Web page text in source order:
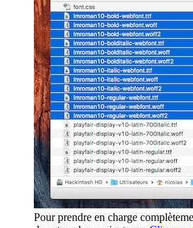
Pour prendre en charge